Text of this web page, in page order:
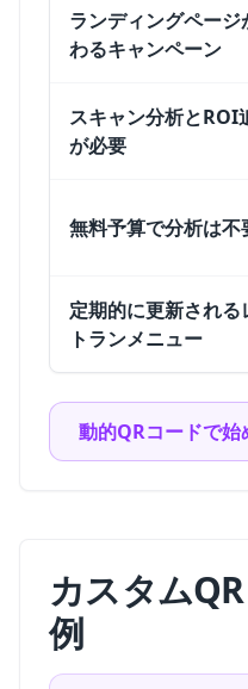
ランディングページ
わるキャンペーン
スキャン分析とROI
が必要
無料予算で分析は不
定期的に更新される
トランメニュー
動的QRコードで始
カスタム
例